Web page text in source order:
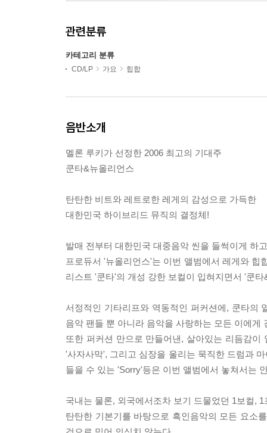
관련분류
카테고리 분류
CD/LP 가요 힙합
음반소개
멜론 루키가 선정한 2006 최고의 기대주
쿤타&뉴올리언스
탄탄한 비트와 레트로한 레게의 감성으로 가득한
대한민국 하이브리드 뮤직의 결정체!
발매 전부터 대한민국 대중음악 씬을 들썩이게 하
프로듀서 '뉴올리언스'는 이번 앨범에서 레게와
리스트 '쿤타'의 개성 강한 보컬이 입혀지면서 '쿤
서정적인 기타리프와 역동적인 퍼커션에, 쿤타의
음악 팬들 뿐 아니라 음악을 사랑하는 모든 이에게
또한 퍼커션 만으로 만들어낸, 살아있는 리듬감
'사자사막', 그리고 심장을 울리는 묵직한 드럼과
들을 수 있는 'Sorry'등은 이번 앨범에서 놓쳐서는
국내는 물론, 외국에서조차 보기 드물었던 1보컬,
탄탄한 기본기를 바탕으로 흑인음악의 모든 요소